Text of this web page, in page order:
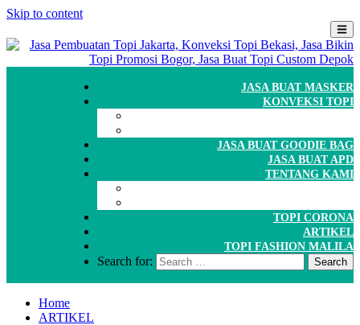
Skip to content
JASA BUAT MASKER
KONVEKSI TOPI
JASA BUAT GOODIE BAG
JASA BUAT APD
TENTANG KAMI
TOPI CORONA
ARTIKEL
TOPI FASHION MALILA
Search for:
Home
ARTIKEL